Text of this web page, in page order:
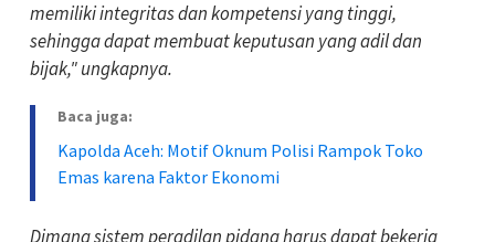
memiliki integritas dan kompetensi yang tinggi,
sehingga dapat membuat keputusan yang adil dan
bijak," ungkapnya.
Baca juga:
Kapolda Aceh: Motif Oknum Polisi Rampok Toko
Emas karena Faktor Ekonomi
Dimana sistem peradilan pidana harus dapat bekerja